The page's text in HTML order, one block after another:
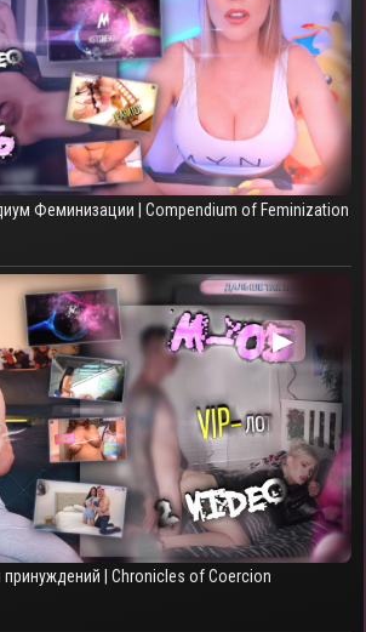
Феминизации | Compendium of Feminization
▶
принуждений | Chronicles of Coercion